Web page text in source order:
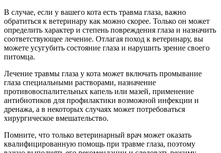
В случае, если у вашего кота есть травма глаза, важно
обратиться к ветеринару как можно скорее. Только он может
определить характер и степень повреждения глаза и назначить
соответствующее лечение. Отлагая поход к ветеринару, вы
можете усугубить состояние глаза и нарушить зрение своего
питомца.
Лечение травмы глаза у кота может включать промывание
глаза специальными растворами, назначение
противовоспалительных капель или мазей, применение
антибиотиков для профилактики возможной инфекции и
дренажа, а в некоторых случаях может потребоваться
хирургическое вмешательство.
Помните, что только ветеринарный врач может оказать
квалифицированную помощь при травме глаза, поэтому